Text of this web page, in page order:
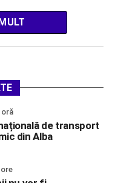
oră
de transport
din Alba